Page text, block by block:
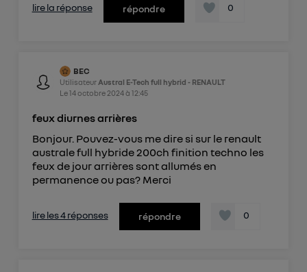
lire la réponse répondre 0
BEC
Utilisateur Austral E-Tech full hybrid - RENAULT
Le14 octobre 2024à 12:45
feux diurnes arrières
Bonjour. Pouvez-vous me dire si sur le renault
australe full hybride 200ch finition techno les
feux de jour arrières sont allumés en
permanence ou pas? Merci
lire les 4 réponses répondre 0